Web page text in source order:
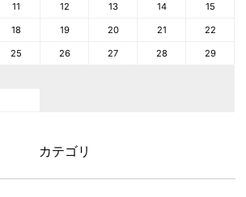
11 12 13 14 15
18 19 20 21 22
25 26 27 28 29
カテゴリ